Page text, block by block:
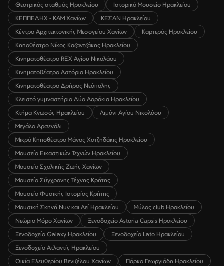
Θεατρικός σταθμός Ηρακλείου
Ιστορικό Μουσείο Ηρακλείου
ΚΕΠΠΕΔΗΧ - ΚΑΜ Χανίων
ΚΕΣΑΝ Ηρακλείου
Κέντρο Αρχιτεκτονικής Μεσογείου Χανίων
Καρτερός Ηρακλείου
Κηποθέατρο Νίκος Καζαντζάκης Ηρακλείου
Κινηματοθέατρο REX Αγίου Νικολάου
Κινηματοθέατρο Αστόρια Ηρακλείου
Κινηματοθέατρο Δρήρος Νεάπολης
Κλειστό γυμναστήριο Δύο Αοράκια Ηρακλείου
Κτήμα Κνωσός Ηρακλείου
Λιμάνι Αγίου Νικολάου
Μεγάλο Αρσενάλι
Μικρό Κηποθέατρο Μάνος Χατζηδάκις Ηρακλείου
Μουσείο Εικαστικών Τεχνών Ηρακλείου
Μουσείο Σχολικής Ζωής Χανίων
Μουσείο Σύγχρονης Τέχνης Κρήτης
Μουσείο Φυσικής Ιστορίας Κρήτης
Μουσική Σκηνή Νυν και Αεί Ηρακλείου
Μύλος club Ηρακλείου
Νεώριο Μόρο Χανίων
Ξενοδοχείο Astoria Capsis Ηρακλείου
Ξενοδοχείο Galaxy Ηρακλείου
Ξενοδοχείο Lato Ηρακλείου
Ξενοδοχείο Ατλαντίς Ηρακλείου
Οικία Ελευθερίου Βενιζέλου Χανίων
Πάρκο Γεωργιάδη Ηρακλείου